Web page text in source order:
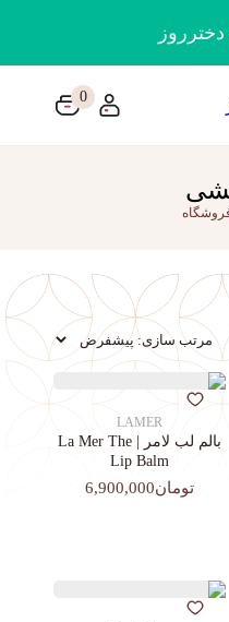
دخترروز
0
LAMER
بالم لب لامر | La Mer The
Lip Balm
تومان6,900,000